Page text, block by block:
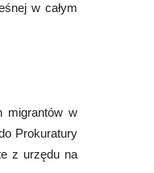
w całym
migrantów w
Prokuratury
z urzędu na